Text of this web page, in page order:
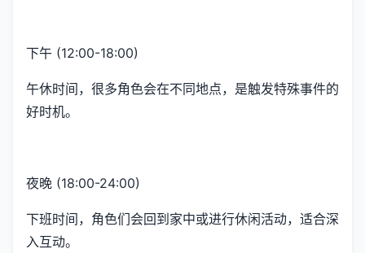
下午 (12:00-18:00)
午休时间，很多角色会在不同地点，是触发特殊事件的
好时机。
夜晚 (18:00-24:00)
下班时间，角色们会回到家中或进行休闲活动，适合深
入互动。